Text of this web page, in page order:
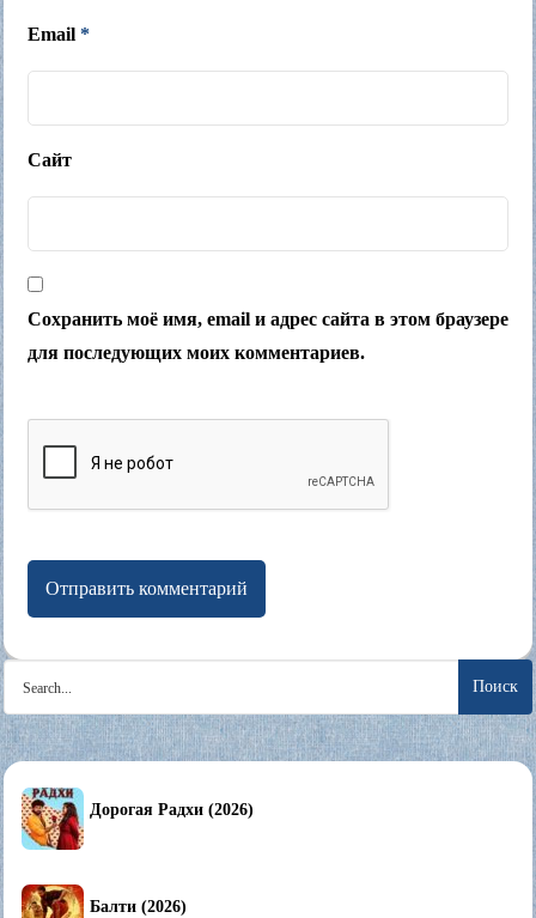
Email *
Сайт
Сохранить моё имя, email и адрес сайта в этом браузере
для последующих моих комментариев.
Search
for:
Дорогая Радхи (2026)
Балти (2026)